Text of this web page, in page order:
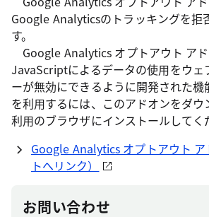
Google Analyticsのトラッキングを拒
す。
Google Analytics オプトアウト アド
JavaScriptによるデータの使用をウェ
ーが無効にできるように開発された機
を利用するには、このアドオンをダウ
利用のブラウザにインストールしてく
Google Analytics オプトアウト ア
トへリンク）
お問い合わせ